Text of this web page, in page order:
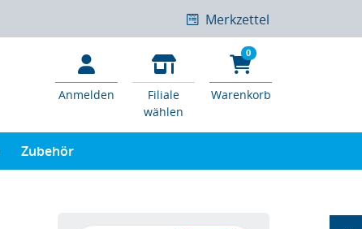
Merkzettel
Anmelden
Filiale
wählen
0
Warenkorb
Zubehör